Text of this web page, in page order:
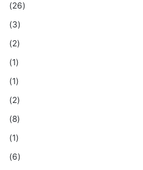
(26)
(3)
(2)
(1)
(1)
(2)
(8)
(1)
(6)